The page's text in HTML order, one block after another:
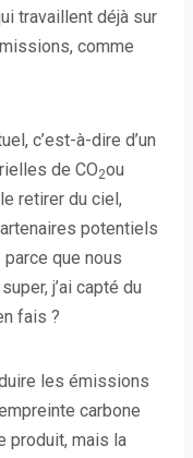
travaillent déjà sur
comme
c’est-à-dire d’un
de CO2ou
retirer du ciel,
potentiels
que nous
j’ai capté du
fais ?
les émissions
carbone
produit, mais la